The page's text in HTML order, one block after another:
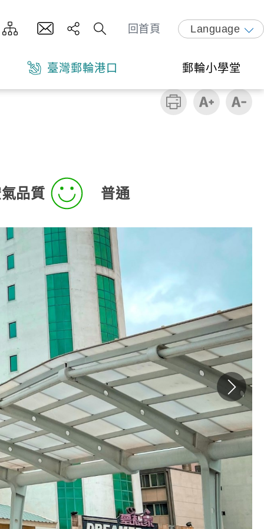
回首頁 Language
臺灣郵輪港口 郵輪小學堂
品質 普通